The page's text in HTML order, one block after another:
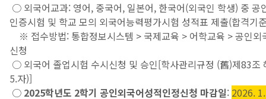
○ 외국어교과: 영어, 중국어, 일본어, 한국어(외국인 학생) 중 공
인증시험 및 학교 모의 외국어능력평가시험 성적표 제출(합격기
※ 접수방법: 통합정보시스템 > 국제교육 > 어학교육 > 공인외
신청
○ 외국어 졸업시험 수시신청 및 승인[학사관리규정 (舊)제83조
5.자)]
○ 2025학년도 2학기 공인외국어성적인정신청 마감일: 2026.